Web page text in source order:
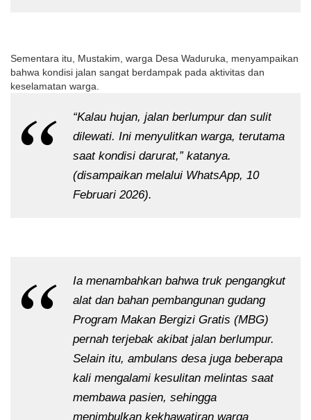
Sementara itu, Mustakim, warga Desa Waduruka, menyampaikan
bahwa kondisi jalan sangat berdampak pada aktivitas dan
keselamatan warga.
“Kalau hujan, jalan berlumpur dan sulit
dilewati. Ini menyulitkan warga, terutama
saat kondisi darurat,” katanya.
(disampaikan melalui WhatsApp, 10
Februari 2026).
Ia menambahkan bahwa truk pengangkut
alat dan bahan pembangunan gudang
Program Makan Bergizi Gratis (MBG)
pernah terjebak akibat jalan berlumpur.
Selain itu, ambulans desa juga beberapa
kali mengalami kesulitan melintas saat
membawa pasien, sehingga
menimbulkan kekhawatiran warga